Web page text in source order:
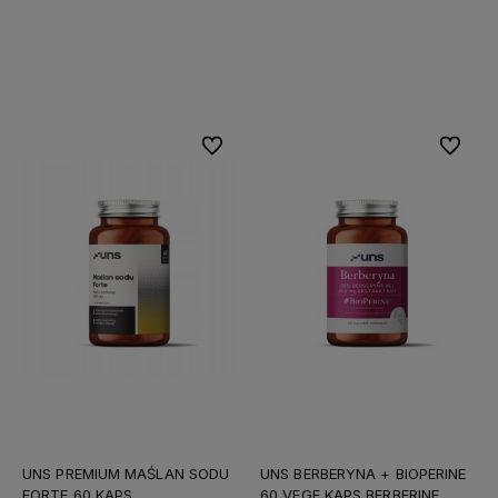
UNS PREMIUM MAŚLAN SODU
Do ulubionych
UNS BERBERYNA + BIOPERINE
Do